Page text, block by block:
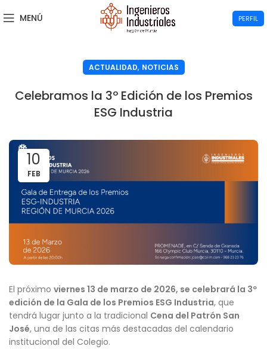
MENÚ PERFIL
ACTUALIDAD, NOTICIAS
Celebramos la 3º Edición de los Premios
ESG Industria
10
FEB
El próximo viernes 13 de marzo de 2026, se celebrará la 3º
edición de la Gala de los Premios ESG Industria, que
tendrá lugar junto a la tradicional Cena del Patrón San
José, una de las citas más destacadas del calendario
institucional del Colegio.